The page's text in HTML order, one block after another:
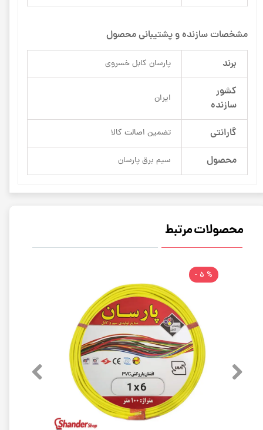
مشخصات سازنده و پشتیبانی محصول
برند پارسان کابل خسروی
کشور
سازنده
ایران
گارانتی تضمین اصالت کالا
محصول سیم برق پارسان
محصولات مرتبط
% 5 -